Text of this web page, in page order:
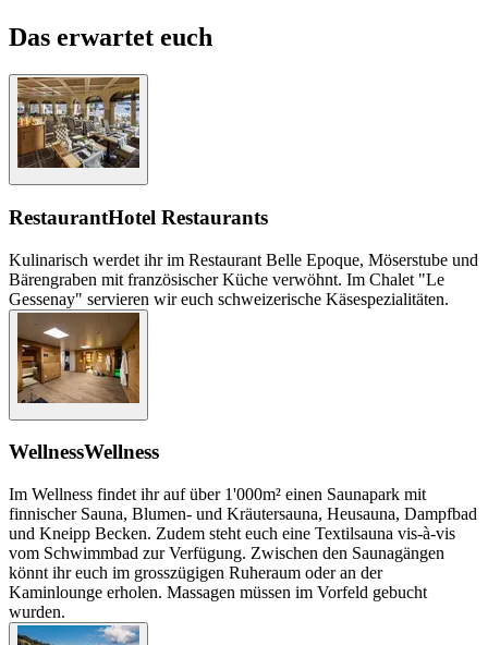
Das erwartet euch
RestaurantHotel Restaurants
Kulinarisch werdet ihr im Restaurant Belle Epoque, Möserstube und
Bärengraben mit französischer Küche verwöhnt. Im Chalet "Le
Gessenay" servieren wir euch schweizerische Käsespezialitäten.
WellnessWellness
Im Wellness findet ihr auf über 1'000m² einen Saunapark mit
finnischer Sauna, Blumen- und Kräutersauna, Heusauna, Dampfbad
und Kneipp Becken. Zudem steht euch eine Textilsauna vis-à-vis
vom Schwimmbad zur Verfügung. Zwischen den Saunagängen
könnt ihr euch im grosszügigen Ruheraum oder an der
Kaminlounge erholen. Massagen müssen im Vorfeld gebucht
wurden.